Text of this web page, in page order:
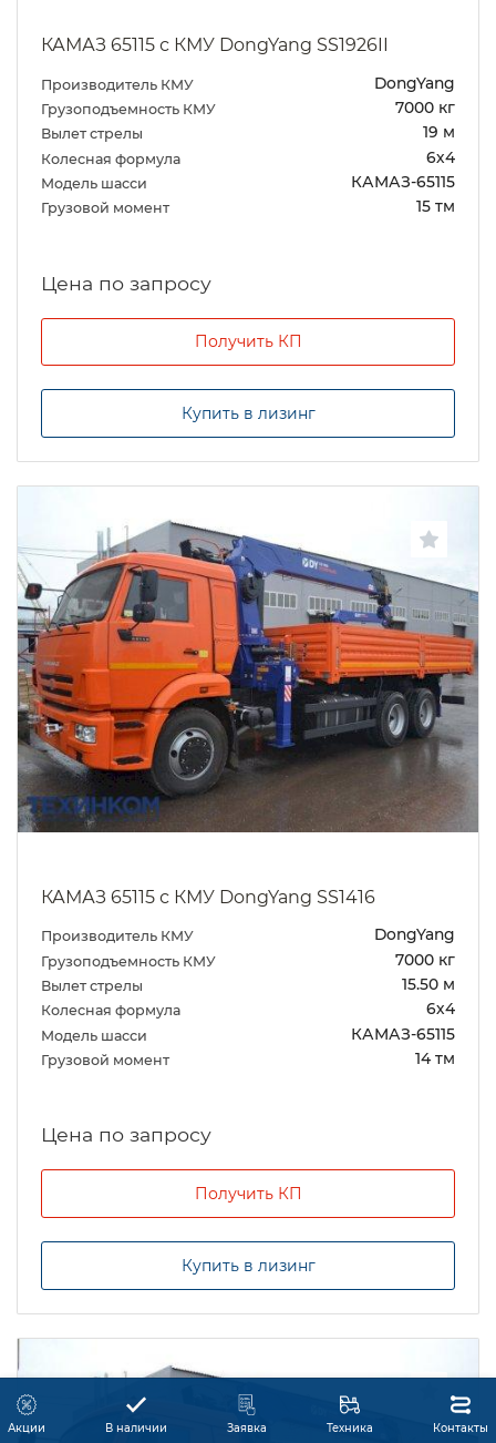
КАМАЗ 65115 с КМУ DongYang SS1926II
Производитель КМУ DongYang
Грузоподъемность КМУ 7000 кг
Вылет стрелы 19 м
Колесная формула 6х4
Модель шасси КАМАЗ-65115
Грузовой момент 15 тм
Цена по запросу
Получить КП
Купить в лизинг
КАМАЗ 65115 с КМУ DongYang SS1416
Производитель КМУ DongYang
Грузоподъемность КМУ 7000 кг
Вылет стрелы 15.50 м
Колесная формула 6х4
Модель шасси КАМАЗ-65115
Грузовой момент 14 тм
Цена по запросу
Получить КП
Купить в лизинг
Акции В наличии Заявка Техника Контакты